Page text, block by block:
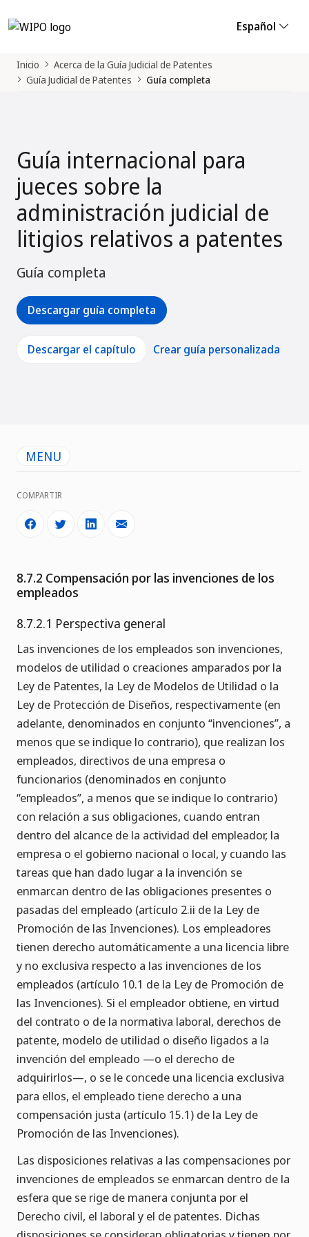
Español
Inicio
Acerca de la Guía Judicial de Patentes
Guía Judicial de Patentes
Guía completa
Guía internacional para
jueces sobre la
administración judicial de
litigios relativos a patentes
Guía completa
Descargar guía completa
Descargar el capítulo Crear guía personalizada
MENU
COMPARTIR
8.7.2 Compensación por las invenciones de los
empleados
8.7.2.1 Perspectiva general
Las invenciones de los empleados son invenciones,
modelos de utilidad o creaciones amparados por la
Ley de Patentes, la Ley de Modelos de Utilidad o la
Ley de Protección de Diseños, respectivamente (en
adelante, denominados en conjunto “invenciones”, a
menos que se indique lo contrario), que realizan los
empleados, directivos de una empresa o
funcionarios (denominados en conjunto
“empleados”, a menos que se indique lo contrario)
con relación a sus obligaciones, cuando entran
dentro del alcance de la actividad del empleador, la
empresa o el gobierno nacional o local, y cuando las
tareas que han dado lugar a la invención se
enmarcan dentro de las obligaciones presentes o
pasadas del empleado (artículo 2.ii de la Ley de
Promoción de las Invenciones). Los empleadores
tienen derecho automáticamente a una licencia libre
y no exclusiva respecto a las invenciones de los
empleados (artículo 10.1 de la Ley de Promoción de
las Invenciones). Si el empleador obtiene, en virtud
del contrato o de la normativa laboral, derechos de
patente, modelo de utilidad o diseño ligados a la
invención del empleado —o el derecho de
adquirirlos—, o se le concede una licencia exclusiva
para ellos, el empleado tiene derecho a una
compensación justa (artículo 15.1) de la Ley de
Promoción de las Invenciones).
Las disposiciones relativas a las compensaciones por
invenciones de empleados se enmarcan dentro de la
esfera que se rige de manera conjunta por el
Derecho civil, el laboral y el de patentes. Dichas